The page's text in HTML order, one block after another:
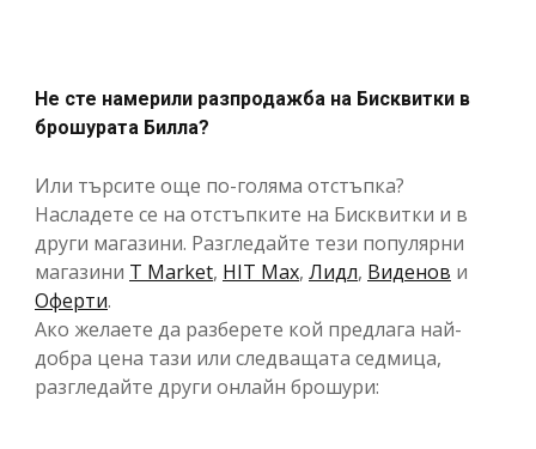
Не сте намерили разпродажба на Бисквитки в
брошурата Билла?
Или търсите още по-голяма отстъпка?
Насладете се на отстъпките на Бисквитки и в
други магазини. Разгледайте тези популярни
магазини T Market, HIT Max, Лидл, Виденов и
Оферти.
Ако желаете да разберете кой предлага най-
добра цена тази или следващата седмица,
разгледайте други онлайн брошури: